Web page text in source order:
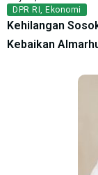
DPR RI, Ekonomi
Kehilangan
Kebaikan